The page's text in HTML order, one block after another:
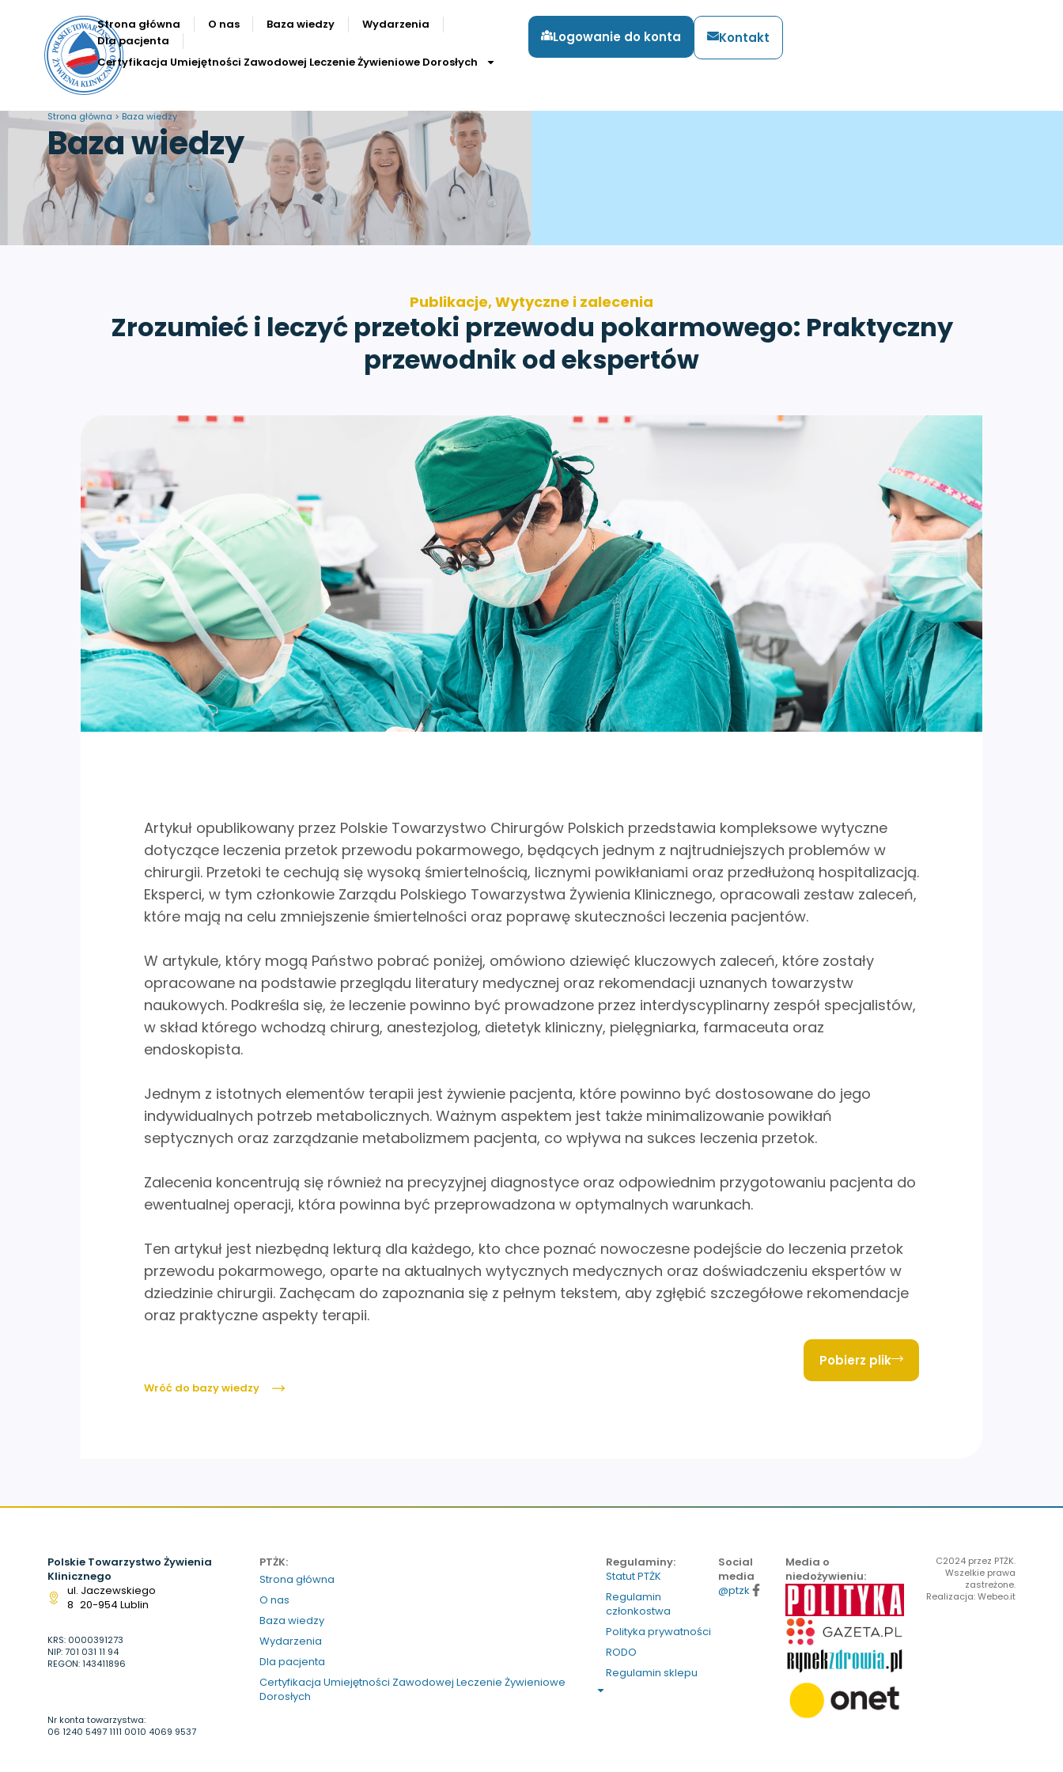
Strona główna O nas Baza wiedzy
Wydarzenia
Dla pacjenta
Certyfikacja Umiejętności Zawodowej Leczenie Żywieniowe Dorosłych
Logowanie do konta Kontakt
Strona główna > Baza wiedzy
Baza wiedzy
Publikacje,Wytyczne i zalecenia
Zrozumieć i leczyć przetoki przewodu pokarmowego: Praktyczny
przewodnik od ekspertów
Artykuł opublikowany przez Polskie Towarzystwo Chirurgów Polskich przedstawia kompleksowe wytyczne
dotyczące leczenia przetok przewodu pokarmowego, będących jednym z najtrudniejszych problemów w
chirurgii. Przetoki te cechują się wysoką śmiertelnością, licznymi powikłaniami oraz przedłużoną hospitalizacją.
Eksperci, w tym członkowie Zarządu Polskiego Towarzystwa Żywienia Klinicznego, opracowali zestaw zaleceń,
które mają na celu zmniejszenie śmiertelności oraz poprawę skuteczności leczenia pacjentów.
W artykule, który mogą Państwo pobrać poniżej, omówiono dziewięć kluczowych zaleceń, które zostały
opracowane na podstawie przeglądu literatury medycznej oraz rekomendacji uznanych towarzystw
naukowych. Podkreśla się, że leczenie powinno być prowadzone przez interdyscyplinarny zespół specjalistów,
w skład którego wchodzą chirurg, anestezjolog, dietetyk kliniczny, pielęgniarka, farmaceuta oraz
endoskopista.
Jednym z istotnych elementów terapii jest żywienie pacjenta, które powinno być dostosowane do jego
indywidualnych potrzeb metabolicznych. Ważnym aspektem jest także minimalizowanie powikłań
septycznych oraz zarządzanie metabolizmem pacjenta, co wpływa na sukces leczenia przetok.
Zalecenia koncentrują się również na precyzyjnej diagnostyce oraz odpowiednim przygotowaniu pacjenta do
ewentualnej operacji, która powinna być przeprowadzona w optymalnych warunkach.
Ten artykuł jest niezbędną lekturą dla każdego, kto chce poznać nowoczesne podejście do leczenia przetok
przewodu pokarmowego, oparte na aktualnych wytycznych medycznych oraz doświadczeniu ekspertów w
dziedzinie chirurgii. Zachęcam do zapoznania się z pełnym tekstem, aby zgłębić szczegółowe rekomendacje
oraz praktyczne aspekty terapii.
Pobierz plik
Wróć do bazy wiedzy
Polskie Towarzystwo Żywienia
Klinicznego
ul. Jaczewskiego
8 20-954 Lublin
KRS: 0000391273
NIP: 701 031 11 94
REGON: 143411896
Nr konta towarzystwa:
06 1240 5497 1111 0010 4069 9537
PTŻK:
Strona główna
O nas
Baza wiedzy
Wydarzenia
Dla pacjenta
Certyfikacja Umiejętności Zawodowej Leczenie Żywieniowe
Dorosłych
Regulaminy:
Statut PTŻK
Regulamin
członkostwa
Polityka prywatności
RODO
Regulamin sklepu
Social
media
@ptzk
Media o
niedożywieniu:
C2024 przez PTŻK.
Wszelkie prawa
zastreżone.
Realizacja: Webeo.it